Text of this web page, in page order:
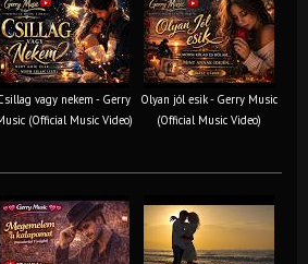
vagy nekem - Gerry
(Official Music Video)
Olyan jól esik - Gerry Music
(Official Music Video)